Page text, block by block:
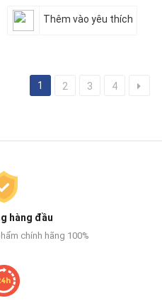
Thêm vào yêu thích
1 2 3 4
hàng đầu
chính hãng 100%